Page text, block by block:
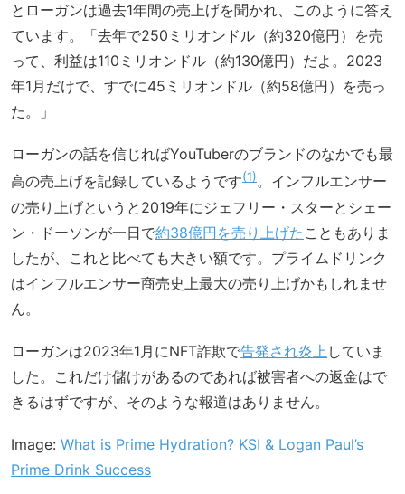
とローガンは過去1年間の売上げを聞かれ、このように答え
ています。「去年で250ミリオンドル（約320億円）を売
って、利益は110ミリオンドル（約130億円）だよ。2023
年1月だけで、すでに45ミリオンドル（約58億円）を売っ
た。」
ローガンの話を信じればYouTuberのブランドのなかでも最
高の売上げを記録しているようです 1 。インフルエンサー
の売り上げというと2019年にジェフリー・スターとシェー
ン・ドーソンが一日で約38億円を売り上げた こともありま
したが、これと比べても大きい額です。プライムドリンク
はインフルエンサー商売史上最大の売り上げかもしれませ
ん。
ローガンは2023年1月にNFT詐欺で告発され炎上 していま
した。これだけ儲けがあるのであれば被害者への返金はで
きるはずですが、そのような報道はありません。
Image: What is Prime Hydration? KSI & Logan Paul’s
Prime Drink Success